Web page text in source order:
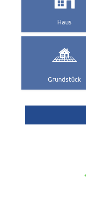
Haus
Grundstück